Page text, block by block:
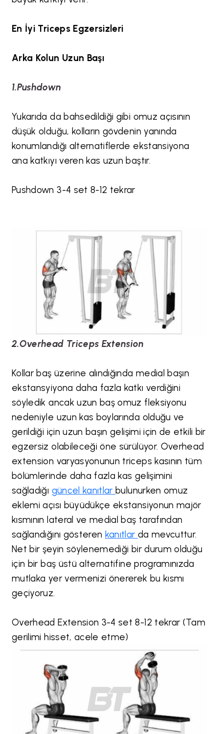
En İyi Triceps Egzersizleri
Arka Kolun Uzun Başı
1.Pushdown
Yukarıda da bahsedildiği gibi omuz açısının
düşük olduğu, kolların gövdenin yanında
konumlandığı alternatiflerde ekstansiyona
ana katkıyı veren kas uzun baştır.
Pushdown 3-4 set 8-12 tekrar
2.Overhead Triceps Extension
Kollar baş üzerine alındığında medial başın
ekstansyiyona daha fazla katkı verdiğini
söyledik ancak uzun baş omuz fleksiyonu
nedeniyle uzun kas boylarında olduğu ve
gerildiği için uzun başın gelişimi için de etkili bir
egzersiz olabileceği öne sürülüyor. Overhead
extension varyasyonunun triceps kasının tüm
bölümlerinde daha fazla kas gelişimini
sağladığı güncel kanıtlar bulunurken omuz
eklemi açısı büyüdükçe ekstansiyonun majör
kısmının lateral ve medial baş tarafından
sağlandığını gösteren kanıtlar da mevcuttur.
Net bir şeyin söylenemediği bir durum olduğu
için bir baş üstü alternatifine programınızda
mutlaka yer vermenizi önererek bu kısmı
geçiyoruz.
Overhead Extension 3-4 set 8-12 tekrar (Tam
gerilimi hisset, acele etme)